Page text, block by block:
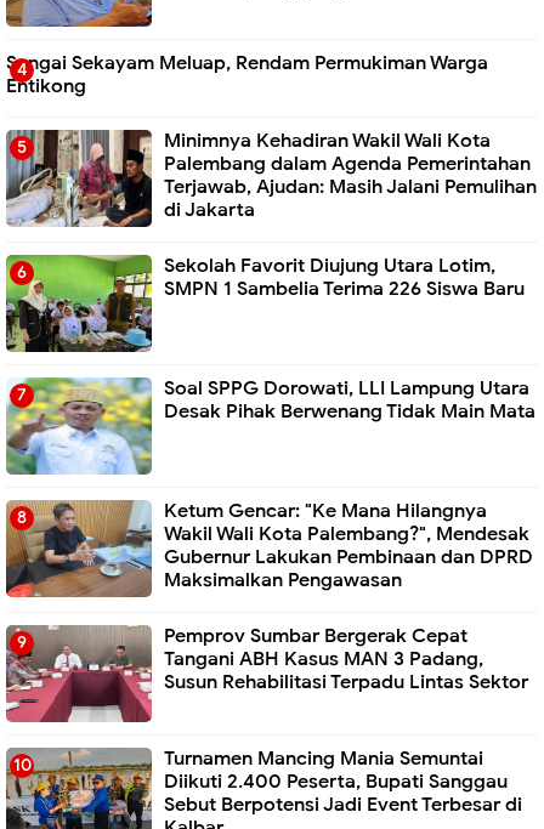
Sungai Sekayam Meluap, Rendam Permukiman Warga
Entikong
Minimnya Kehadiran Wakil Wali Kota
Palembang dalam Agenda Pemerintahan
Terjawab, Ajudan: Masih Jalani Pemulihan
di Jakarta
Sekolah Favorit Diujung Utara Lotim,
SMPN 1 Sambelia Terima 226 Siswa Baru ‎
Soal SPPG Dorowati, LLI Lampung Utara
Desak Pihak Berwenang Tidak Main Mata
Ketum Gencar: "Ke Mana Hilangnya
Wakil Wali Kota Palembang?", Mendesak
Gubernur Lakukan Pembinaan dan DPRD
Maksimalkan Pengawasan
Pemprov Sumbar Bergerak Cepat
Tangani ABH Kasus MAN 3 Padang,
Susun Rehabilitasi Terpadu Lintas Sektor
Turnamen Mancing Mania Semuntai
Diikuti 2.400 Peserta, Bupati Sanggau
Sebut Berpotensi Jadi Event Terbesar di